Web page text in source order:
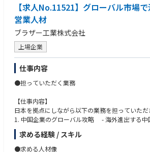
本ポジションは、AIや最新の翻訳技術を活用し
略を最前線で推進できる非常にチャレンジングな
を駆使し、現地弁護士や開発者と直接連携しなが
へ届けるための特許権利化業務に携われます。機
よる業務効率化だけでなく、専門性を活かした翻
て、知財の品質向上にも貢献できます。 また、グループ会社の発明を世界
に広げるための知財活動体制の構築や、外国弁
を通じて、国際的な法令・制度の理解を深めるこ
ロフェッショナルとしてグローバルに活躍できる
の専門性・語学力を活かしながら、会社の技術力
いのあるポジションです。
●望ましい前職・現職の勤務先、業界
知的財産業界(企業の知的財産（知財）部門、特
的機関等)
【求人No.11521】グローバル市場
営業人材
ブラザー工業株式会社
上場企業
仕事内容
●担っていただく業務
【仕事内容】
日本を拠点にしながら以下の業務を担っていただ
1. 中国企業のグローバル攻略 - 海外進出する中
よび実施
2. 海外販売会社管理と販売促進サポート - 売上
進捗状況の管理 - 販売戦略の立案サポート
求める経験 / スキル
●求める人材像